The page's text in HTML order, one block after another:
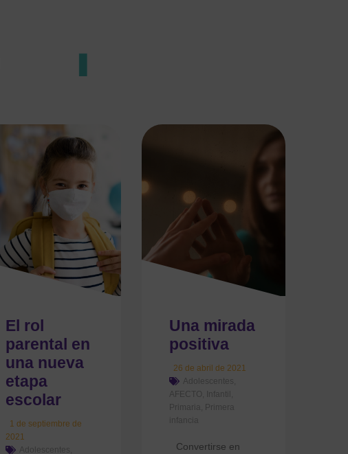
El rol
parental en
una nueva
etapa
escolar
1 de septiembre de
2021
Adolescentes
Una mirada
positiva
26 de abril de 2021
Adolescentes
AFECTO
Infantil
Primaria
Primera
infancia
Convertirse en